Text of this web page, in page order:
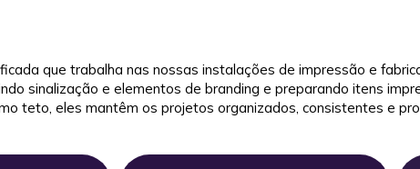
que trabalha nas nossas instalações de impressão e
sinalização e elementos de branding e preparando itens
teto, eles mantêm os projetos organizados, consistentes e